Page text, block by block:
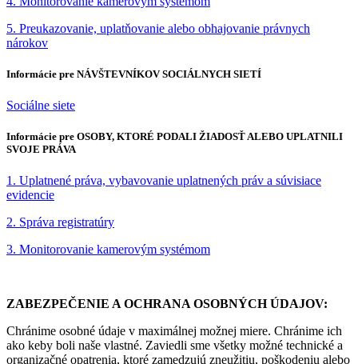
5. Preukazovanie, uplatňovanie alebo obhajovanie právnych
nárokov
Informácie pre NÁVŠTEVNÍKOV SOCIÁLNYCH SIETÍ
Sociálne siete
Informácie pre OSOBY, KTORÉ PODALI ŽIADOSŤ ALEBO UPLATNILI
SVOJE PRÁVA
1. Uplatnené práva, vybavovanie uplatnených práv a súvisiace
evidencie
2. Správa registratúry
3. Monitorovanie kamerovým systémom
ZABEZPEČENIE A OCHRANA OSOBNÝCH ÚDAJOV:
Chránime osobné údaje v maximálnej možnej miere. Chránime ich
ako keby boli naše vlastné. Zaviedli sme všetky možné technické a
organizačné opatrenia, ktoré zamedzujú zneužitiu, poškodeniu alebo